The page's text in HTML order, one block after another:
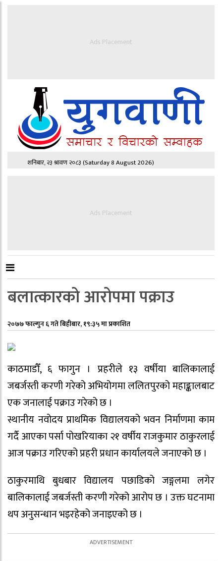
Ads Placement
शनिबार, २३ श्रावण २०८३(Saturday 8 August 2026)
Ads Placement
बलात्कारको आरोपमा पक्राउ
२०७७ फाल्गुन ६ गते बिहीबार, १९:३५ मा प्रकाशित
काठमाडौँ, ६ फागुन । प्रहरीले १३ वर्षीया बालिकालाई
जबर्जस्ती करणी गरेको अभियोगमा ललितपुरको महाङ्कालबाट
एक जनालाई पक्राउ गरेको छ ।
स्थानीय नवोदय प्राथमिक विद्यालयको भवन निर्माणमा काम
गर्दै आएका पर्सा पोखरियाका २१ वर्षीय राजकुमार ठाकुरलाई
आज पक्राउ गरिएको प्रहरी प्रधान कार्यालयले जनाएको छ ।
ठाकुरमाथि बुधबार विद्यालय पछाडिको जङ्गलमा लगेर
बालिकालाई जबर्जस्ती करणी गरेको आरोप छ । उक्त घटनामा
थप अनुसन्धान भइरहेको जनाइएको छ ।